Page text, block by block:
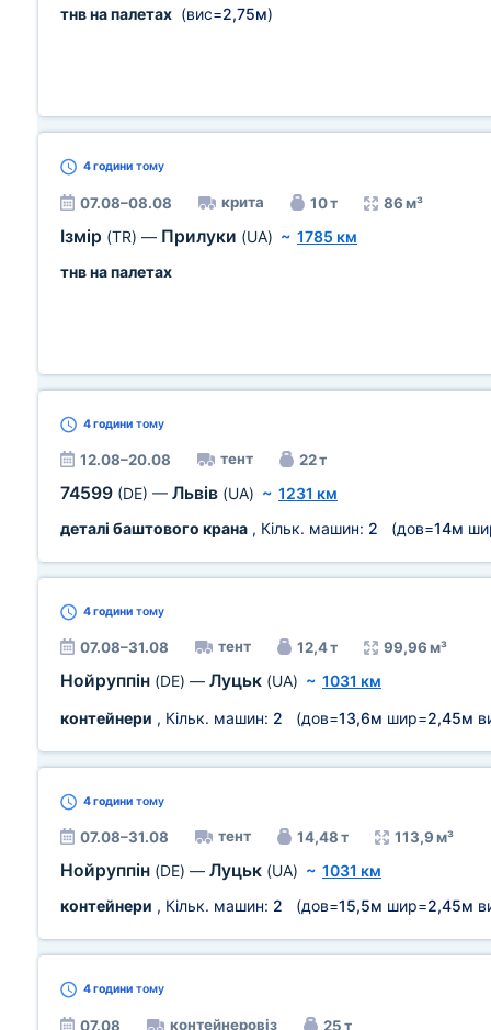
тнв на палетах (вис=2,75м)
4 години тому
07.08–08.08 крита 10 т 86 м³
Ізмір (TR) — Прилуки (UA) ~ 1785 км
тнв на палетах
4 години тому
12.08–20.08 тент 22 т
74599 (DE) — Львів (UA) ~ 1231 км
деталі баштового крана , Кільк. машин: 2 (дов=14м
4 години тому
07.08–31.08 тент 12,4 т 99,96 м³
Нойруппін (DE) — Луцьк (UA) ~ 1031 км
контейнери , Кільк. машин: 2 (дов=13,6м шир=2,45м
4 години тому
07.08–31.08 тент 14,48 т 113,9 м³
Нойруппін (DE) — Луцьк (UA) ~ 1031 км
контейнери , Кільк. машин: 2 (дов=15,5м шир=2,45м
4 години тому
07.08 контейнеровіз 25 т